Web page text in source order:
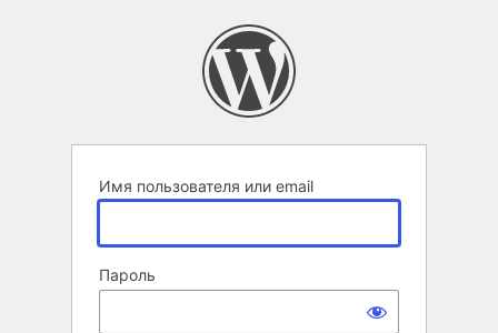
Имя пользователя или email
Пароль